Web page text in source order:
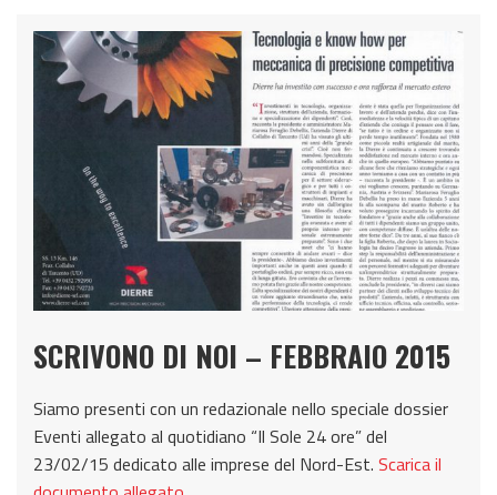
SCRIVONO DI NOI – FEBBRAIO 2015
Siamo presenti con un redazionale nello speciale dossier
Eventi allegato al quotidiano “Il Sole 24 ore” del
23/02/15 dedicato alle imprese del Nord-Est. Scarica il